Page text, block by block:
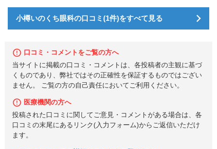
小樽いのくち眼科の口コミ(1件)をすべて見る
口コミ・コメントをご覧の方へ
当サイトに掲載の口コミ・コメントは、各投稿者の主観に基づ
くものであり、弊社ではその正確性を保証するものではござい
ません。 ご覧の方の自己責任においてご利用ください。
医療機関の方へ
投稿された口コミに関してご意見・コメントがある場合は、各
口コミの末尾にあるリンク(入力フォーム)からご返信いただけ
ます。